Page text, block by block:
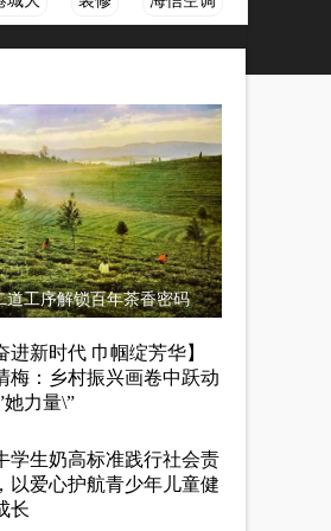
道工序解锁百年茶香密码
进新时代 巾帼绽芳华】
梅：乡村振兴画卷中跃动
她力量\”
学生奶高标准践行社会责
以爱心护航青少年儿童健
长